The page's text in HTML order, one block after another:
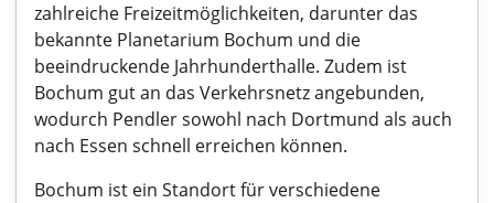
zahlreiche Freizeitmöglichkeiten, darunter das
bekannte Planetarium Bochum und die
beeindruckende Jahrhunderthalle. Zudem ist
Bochum gut an das Verkehrsnetz angebunden,
wodurch Pendler sowohl nach Dortmund als auch
nach Essen schnell erreichen können.
Bochum ist ein Standort für verschiedene